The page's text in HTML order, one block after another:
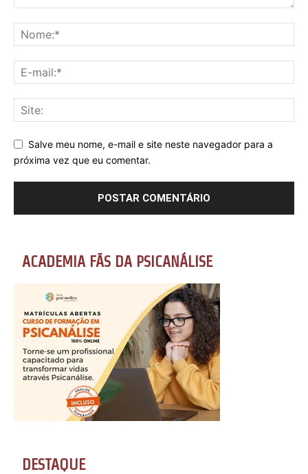
Salve meu nome, e-mail e site neste navegador para a
próxima vez que eu comentar.
ACADEMIA FÃS DA PSICANÁLISE
DESTAQUE